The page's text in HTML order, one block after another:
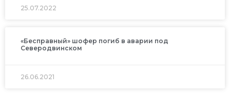
25.07.2022
«Бесправный» шофер погиб в аварии под
Северодвинском
26.06.2021